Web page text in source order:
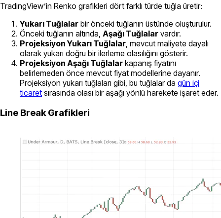
TradingView’in Renko grafikleri dört farklı türde tuğla üretir:
Yukarı Tuğlalar bir önceki tuğlanın üstünde oluşturulur.
Önceki tuğlanın altında, Aşağı Tuğlalar vardır.
Projeksiyon Yukarı Tuğlalar , mevcut maliyete dayalı
olarak yukarı doğru bir ilerleme olasılığını gösterir.
Projeksiyon Aşağı Tuğlalar kapanış fiyatını
belirlemeden önce mevcut fiyat modellerine dayanır.
Projeksiyon yukarı tuğlaları gibi, bu tuğlalar da gün içi
ticaret sırasında olası bir aşağı yönlü harekete işaret eder.
Line Break Grafikleri